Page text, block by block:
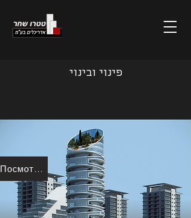
פינוי ובינוי
Посмотреть больше